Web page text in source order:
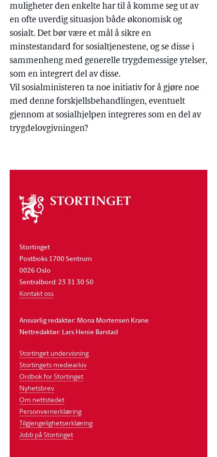
muligheter den enkelte har til å komme seg ut av
en ofte uverdig situasjon både økonomisk og
sosialt. Det bør være et mål å sikre en
minstestandard for sosialtjenestene, og se disse i
sammenheng med generelle trygdemessige ytelser,
som en integrert del av disse.
Vil sosialministeren ta noe initiativ for å gjøre noe
med denne forskjellsbehandlingen, eventuelt
gjennom at sosialhjelpen integreres som en del av
trygdelovgivningen?
Om
stortinget
Stortinget
Postboks 1700 Sentrum
0026 Oslo
Sentralbord: 23 31 30 50
Kontakt oss
Ansvarlig redaktør: Mona Mortensen Krane
Nettredaktør: Lars Henie Barstad
Stortinget undervisning
Stortingets mediearkiv
Ordbok for Stortinget
Nyhetsbrev
Om nettstedet
Personvernerklæring
Tilgjengelighetserklæring
Jobb på Stortinget